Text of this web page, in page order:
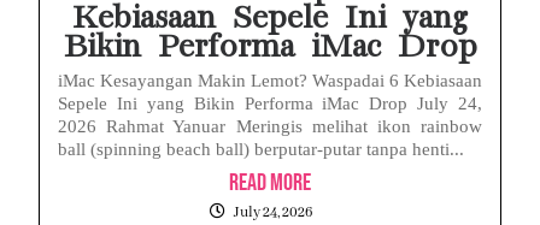
Kebiasaan Sepele Ini yang
Bikin Performa iMac Drop
iMac Kesayangan Makin Lemot? Waspadai 6 Kebiasaan
Sepele Ini yang Bikin Performa iMac Drop July 24,
2026 Rahmat Yanuar Meringis melihat ikon rainbow
ball (spinning beach ball) berputar-putar tanpa henti...
Read More
July 24, 2026